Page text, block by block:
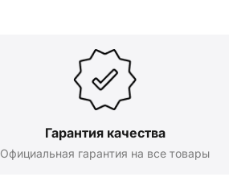
Гарантия качества
Официальная гарантия на все товары